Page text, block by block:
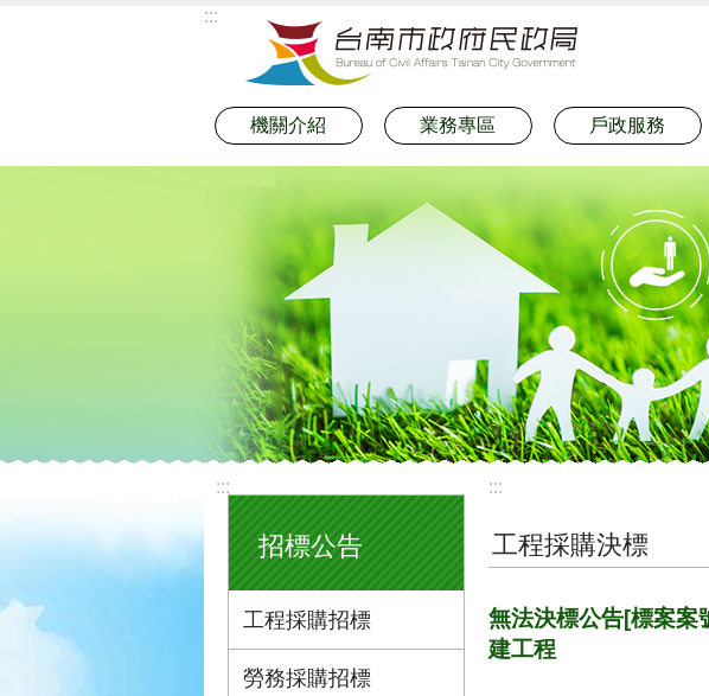
:::
機關介紹 業務專區 戶政服務
:::
招標公告
工程採購招標
勞務採購招標
:::
工程採購決標
無法決標公告[標案案
建工程